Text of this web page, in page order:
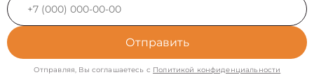
Отправить
Отправляя, Вы соглашаетесь с Политикой конфиденциальности